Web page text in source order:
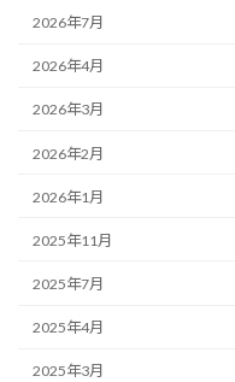
2026年7月
2026年4月
2026年3月
2026年2月
2026年1月
2025年11月
2025年7月
2025年4月
2025年3月